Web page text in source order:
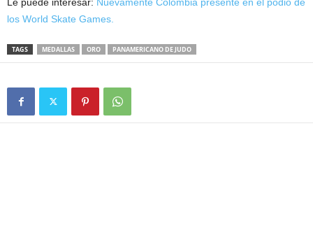
los World Skate Games.
TAGS MEDALLAS ORO PANAMERICANO DE JUDO